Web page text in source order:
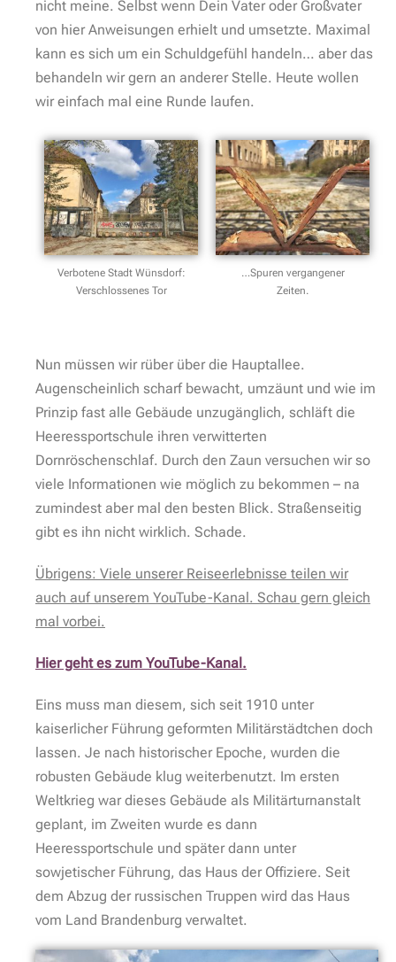
viele Informationen wie möglich zu bekommen – na
zumindest aber mal den besten Blick. Straßenseitig
gibt es ihn nicht wirklich. Schade.
Übrigens: Viele unserer Reiseerlebnisse teilen wir
mal vorbei.
Hier geht es zum YouTube-Kanal.
Eins muss man diesem, sich seit 1910 unter
kaiserlicher Führung geformten Militärstädtchen doch
lassen. Je nach historischer Epoche, wurden die
Heeressportschule und später dann unter
sowjetischer Führung, das Haus der Offiziere. Seit
dem Abzug der russischen Truppen wird das Haus
vom Land Brandenburg verwaltet.
Heeressportschule (1934 – 1940)
Das Halbmondlager Wünsdorf
Zurück auf der anderen Straßenseite kommen wir nun
wohl zu einem der traurigsten Punkte der Tour. Der
Schaukasten mit Informationen zum sogenannten
Halbmondlager Wünsdorf. Gebaut wurde es zum
Beginn des ersten Weltkrieges. Untergebracht wurden